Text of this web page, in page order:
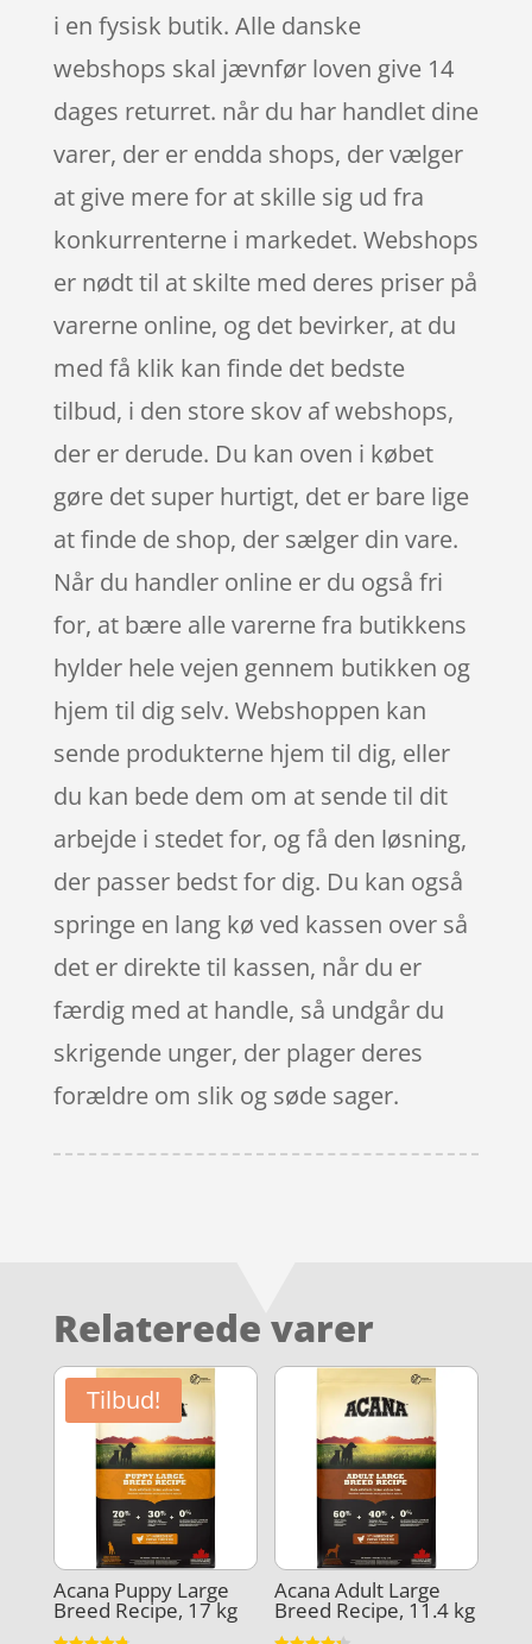
i en fysisk butik. Alle danske
webshops skal jævnfør loven give 14
dages returret. når du har handlet dine
varer, der er endda shops, der vælger
at give mere for at skille sig ud fra
konkurrenterne i markedet. Webshops
er nødt til at skilte med deres priser på
varerne online, og det bevirker, at du
med få klik kan finde det bedste
tilbud, i den store skov af webshops,
der er derude. Du kan oven i købet
gøre det super hurtigt, det er bare lige
at finde de shop, der sælger din vare.
Når du handler online er du også fri
for, at bære alle varerne fra butikkens
hylder hele vejen gennem butikken og
hjem til dig selv. Webshoppen kan
sende produkterne hjem til dig, eller
du kan bede dem om at sende til dit
arbejde i stedet for, og få den løsning,
der passer bedst for dig. Du kan også
springe en lang kø ved kassen over så
det er direkte til kassen, når du er
færdig med at handle, så undgår du
skrigende unger, der plager deres
forældre om slik og søde sager.
Relaterede varer
Tilbud!
Acana Puppy Large
Breed Recipe, 17 kg
Acana Adult Large
Breed Recipe, 11.4 kg